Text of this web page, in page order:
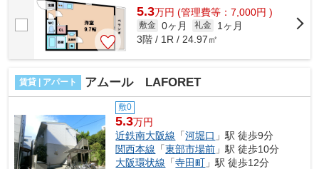
5.3万円 (管理費等：7,000円 )
敷金 0ヶ月 礼金
1ヶ月
3階 / 1R / 24.97㎡
賃貸 | アパート アムール LAFORET
敷0
5.3万円
近鉄南大阪線 「河堀口 」駅 徒歩9分
関西本線 「東部市場前 」駅 徒歩10分
大阪環状線 「寺田町 」駅 徒歩12分